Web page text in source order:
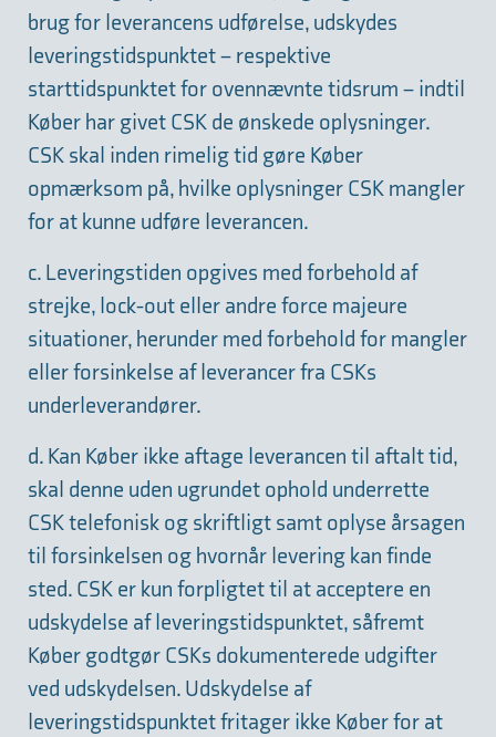
brug for leverancens udførelse, udskydes
leveringstidspunktet – respektive
starttidspunktet for ovennævnte tidsrum – indtil
Køber har givet CSK de ønskede oplysninger.
CSK skal inden rimelig tid gøre Køber
opmærksom på, hvilke oplysninger CSK mangler
for at kunne udføre leverancen.
c. Leveringstiden opgives med forbehold af
strejke, lock-out eller andre force majeure
situationer, herunder med forbehold for mangler
eller forsinkelse af leverancer fra CSKs
underleverandører.
d. Kan Køber ikke aftage leverancen til aftalt tid,
skal denne uden ugrundet ophold underrette
CSK telefonisk og skriftligt samt oplyse årsagen
til forsinkelsen og hvornår levering kan finde
sted. CSK er kun forpligtet til at acceptere en
udskydelse af leveringstidspunktet, såfremt
Køber godtgør CSKs dokumenterede udgifter
ved udskydelsen. Udskydelse af
leveringstidspunktet fritager ikke Køber for at